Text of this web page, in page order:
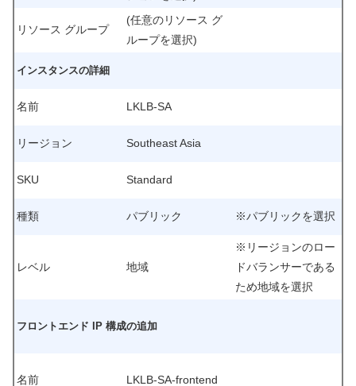
リソース グループ
(任意のリソース グ
ループを選択)
インスタンスの詳細
名前 LKLB-SA
リージョン Southeast Asia
SKU Standard
種類 パブリック ※パブリックを選択
レベル 地域
※リージョンのロー
ドバランサーである
ため地域を選択
フロントエンド IP 構成の追加
名前 LKLB-SA-frontend